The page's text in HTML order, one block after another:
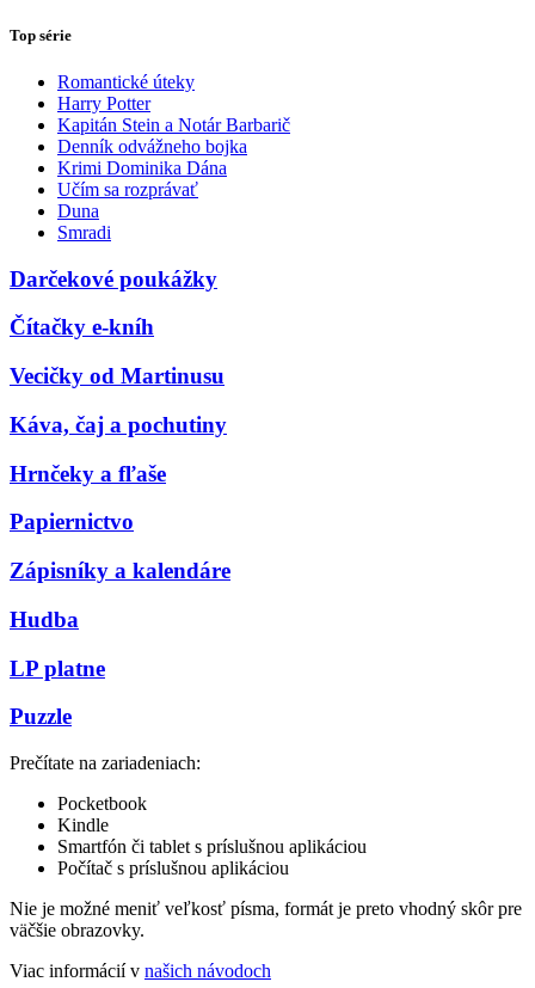
Top série
Romantické úteky
Harry Potter
Kapitán Stein a Notár Barbarič
Denník odvážneho bojka
Krimi Dominika Dána
Učím sa rozprávať
Duna
Smradi
Darčekové poukážky
Čítačky e-kníh
Vecičky od Martinusu
Káva, čaj a pochutiny
Hrnčeky a fľaše
Papiernictvo
Zápisníky a kalendáre
Hudba
LP platne
Puzzle
Prečítate na zariadeniach:
Pocketbook
Kindle
Smartfón či tablet s príslušnou aplikáciou
Počítač s príslušnou aplikáciou
Nie je možné meniť veľkosť písma, formát je preto vhodný skôr pre
väčšie obrazovky.
Viac informácií v našich návodoch